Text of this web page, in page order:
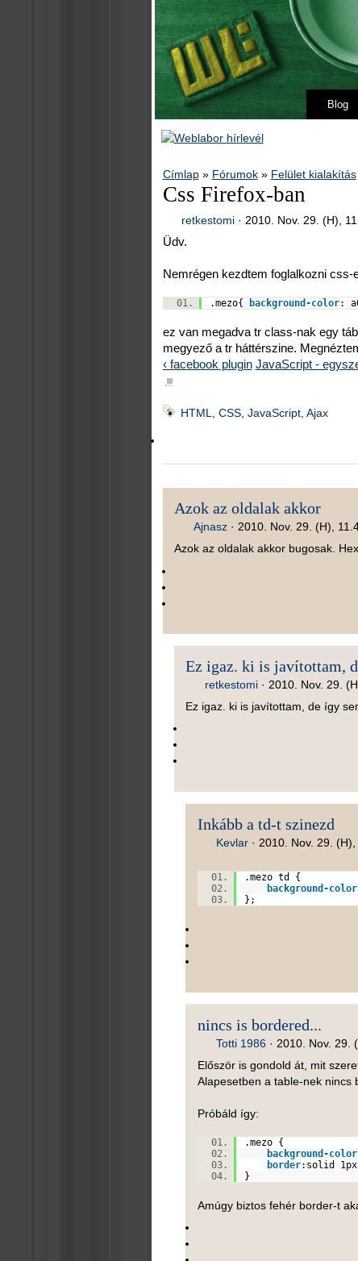
Blog
Címlap» Fórumok» Felület kialakítás
Css Firefox-ban
retkestomi · 2010. Nov. 29. (H),
Üdv.
Nemrégen kezdtem foglalkozni
.mezo{ background-color: a
ez van megadva tr class-nak egy
megyező a tr háttérszine.
‹ facebook plugin JavaScript -
■
HTML, CSS, JavaScript, Ajax
Azok az oldalak akkor
Ajnasz· 2010. Nov. 29. (H),
Azok az oldalak akkor bugosak.
Ez igaz. ki is javítottam,
retkestomi · 2010. Nov. 29.
Ez igaz. ki is javítottam, de így
Inkább a td-t szinezd
Kevlar · 2010. Nov. 29.
.mezo td {
background-color
};
nincs is bordered...
Totti 1986 · 2010. Nov. 29.
Először is gondold át, mit
Alapesetben a table-nek nincs
Próbáld így:
.mezo {
background-color
border: solid 1px
}
Amúgy biztos fehér border-t